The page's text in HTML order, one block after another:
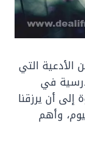
الأدعية التي
في
إلى أن يرزقنا
وأهم